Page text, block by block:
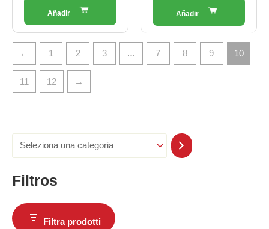
Filtros
Filtra prodotti
← 1 2 3 … 7 8 9 10
11 12 →